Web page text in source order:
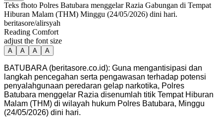
Teks fhoto Polres Batubara menggelar Razia Gabungan di Tempat
Hiburan Malam (THM) Minggu (24/05/2026) dini hari.
beritasore/alirsyah
Reading Comfort
adjust the font size
A A A A
BATUBARA (beritasore.co.id): Guna mengantisipasi dan
langkah pencegahan serta pengawasan terhadap potensi
penyalahgunaan peredaran gelap narkotika, Polres
Batubara menggelar Razia disenumlah titik Tempat Hiburan
Malam (THM) di wilayah hukum Polres Batubara, Minggu
(24/05/2026) dini hari.